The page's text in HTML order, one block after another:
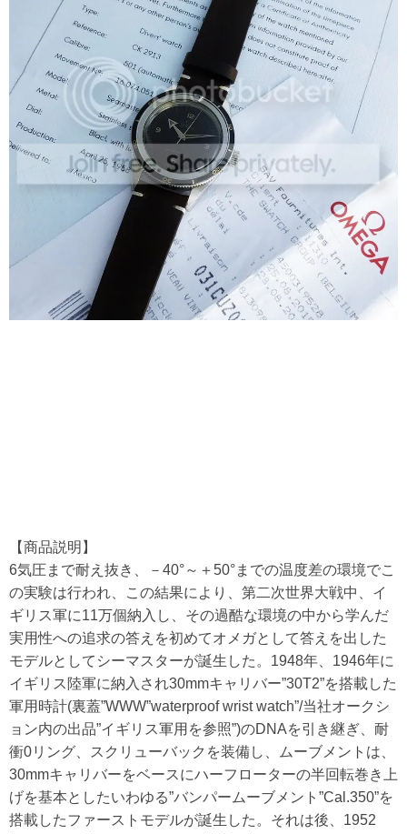
【商品説明】
6気圧まで耐え抜き、－40°～＋50°までの温度差の環境でこ
の実験は行われ、この結果により、第二次世界大戦中、イ
ギリス軍に11万個納入し、その過酷な環境の中から学んだ
実用性への追求の答えを初めてオメガとして答えを出した
モデルとしてシーマスターが誕生した。1948年、1946年に
イギリス陸軍に納入され30mmキャリバー”30T2”を搭載した
軍用時計(裏蓋”WWW”waterproof wrist watch”/当社オークシ
ョン内の出品”イギリス軍用を参照”)のDNAを引き継ぎ、耐
衝0リング、スクリューバックを装備し、ムーブメントは、
30mmキャリバーをベースにハーフローターの半回転巻き上
げを基本としたいわゆる”バンパームーブメント”Cal.350”を
搭載したファーストモデルが誕生した。それは後、1952